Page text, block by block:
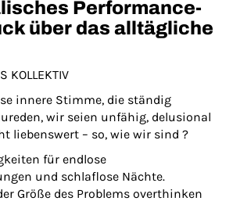
Performance-
über das alltägliche
KOLLEKTIV
innere Stimme, die ständig
wir seien unfähig, delusional
liebenswert – so, wie wir sind ?
für endlose
und schlaflose Nächte.
Größe des Problems overthinken